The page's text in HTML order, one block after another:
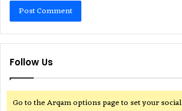
Follow Us
Go to the Arqam options page to set your